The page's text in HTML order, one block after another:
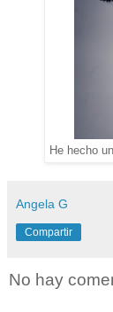
He hecho
Angela G
Compartir
No hay